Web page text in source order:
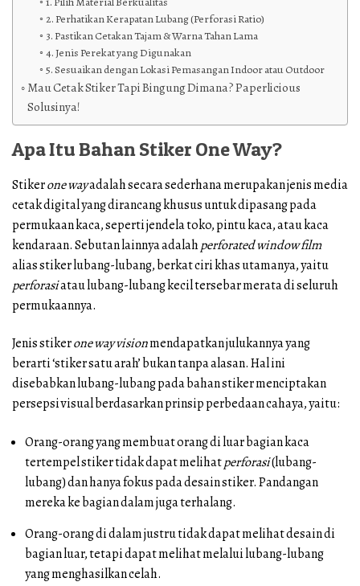
2. Perhatikan Kerapatan Lubang (Perforasi Ratio)
3. Pastikan Cetakan Tajam & Warna Tahan Lama
4. Jenis Perekat yang Digunakan
5. Sesuaikan dengan Lokasi Pemasangan Indoor atau Outdoor
Mau Cetak Stiker Tapi Bingung Dimana? Paperlicious
Solusinya!
Apa Itu Bahan Stiker One Way?
Stikerone wayadalah secara sederhana merupakan jenis media
cetak digital yang dirancang khusus untuk dipasang pada
permukaan kaca, seperti jendela toko, pintu kaca, atau kaca
kendaraan. Sebutan lainnya adalahperforated window film
alias stiker lubang-lubang, berkat ciri khas utamanya, yaitu
perforasiatau lubang-lubang kecil tersebar merata di seluruh
permukaannya.
Jenis stikerone way visionmendapatkan julukannya yang
berarti ‘stiker satu arah’ bukan tanpa alasan. Hal ini
disebabkan lubang-lubang pada bahan stiker menciptakan
persepsi visual berdasarkan prinsip perbedaan cahaya, yaitu:
Orang-orang yang membuat orang di luar bagian kaca
tertempel stiker tidak dapat melihatperforasi(lubang-
lubang) dan hanya fokus pada desain stiker. Pandangan
mereka ke bagian dalam juga terhalang.
Orang-orang di dalam justru tidak dapat melihat desain di
bagian luar, tetapi dapat melihat melalui lubang-lubang
yang menghasilkan celah.